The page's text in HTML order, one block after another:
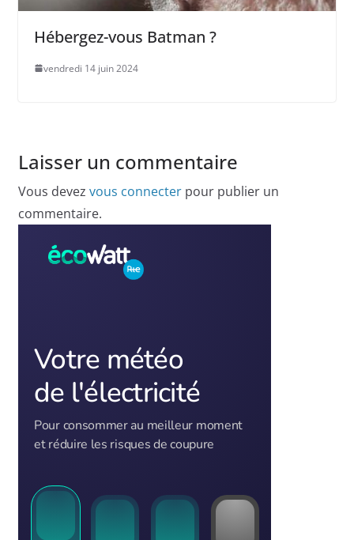
Hébergez-vous Batman ?
vendredi 14 juin 2024
Laisser un commentaire
Vous devez vous connecterpour publier un
commentaire.